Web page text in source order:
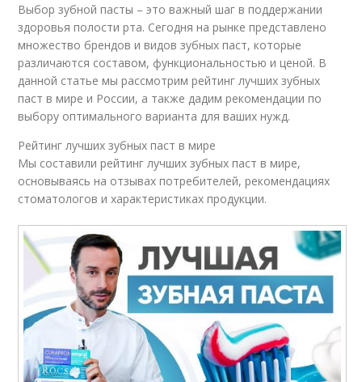
Выбор зубной пасты – это важный шаг в поддержании
здоровья полости рта. Сегодня на рынке представлено
множество брендов и видов зубных паст, которые
различаются составом, функциональностью и ценой. В
данной статье мы рассмотрим рейтинг лучших зубных
паст в мире и России, а также дадим рекомендации по
выбору оптимального варианта для ваших нужд.
Рейтинг лучших зубных паст в мире
Мы составили рейтинг лучших зубных паст в мире,
основываясь на отзывах потребителей, рекомендациях
стоматологов и характеристиках продукции.